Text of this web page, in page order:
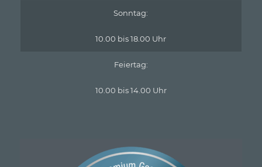
Sonntag:
10.00 bis 18.00 Uhr
Feiertag:
10.00 bis 14.00 Uhr